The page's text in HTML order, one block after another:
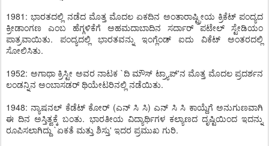
1981: ಭಾರತದಲ್ಲಿ ನಡೆದ ಮೊತ್ತ ಮೊದಲ ಏಕದಿನ ಅಂತಾರಾಷ್ಟ್ರೀಯ ಕ್ರಿಕೆಟ್ ಪಂದ್ಯದ
ಕ್ರೀಡಾಂಗಣ ಎಂಬ ಹೆಗ್ಗಳಿಕೆಗೆ ಅಹಮದಾಬಾದಿನ ಸರ್ದಾರ್ ಪಟೇಲ್ ಸ್ಟೇಡಿಯಂ
ಪಾತ್ರವಾಯಿತು. ಪಂದ್ಯದಲ್ಲಿ ಭಾರತವನ್ನು ಇಂಗ್ಲೆಂಡ್ ಐದು ವಿಕೆಟ್ ಅಂತರದಲ್ಲಿ
ಸೋಲಿಸಿತು.
1952: ಅಗಾಥಾ ಕ್ರಿಸ್ಟೀ ಅವರ ನಾಟಕ `ದಿ ಮೌಸ್ ಟ್ರ್ಯಾಪ್'ನ ಮೊತ್ತ ಮೊದಲ ಪ್ರದರ್ಶನ
ಲಂಡನ್ನಿನ ಅಂಬಾಸಡರ್ ಥಿಯೇಟರಿನಲ್ಲಿ ನಡೆಯಿತು.
1948: ನ್ಯಾಷನಲ್ ಕೆಡೆಟ್ ಕೋರ್ (ಎನ್ ಸಿ ಸಿ) ಎನ್ ಸಿ ಸಿ ಕಾಯ್ದೆಗೆ ಅನುಗುಣವಾಗಿ
ಈ ದಿನ ಅಸ್ತಿತ್ವಕ್ಕೆ ಬಂತು. ಭಾರತೀಯ ವಿದ್ಯಾರ್ಥಿಗಳ ಕಲ್ಯಾಣದ ದೃಷ್ಟಿಯಿಂದ ಇದನ್ನು
ರೂಪಿಸಲಾಗಿದ್ದು `ಏಕತೆ ಮತ್ತು ಶಿಸ್ತು' ಇದರ ಪ್ರಮುಖ ಗುರಿ.